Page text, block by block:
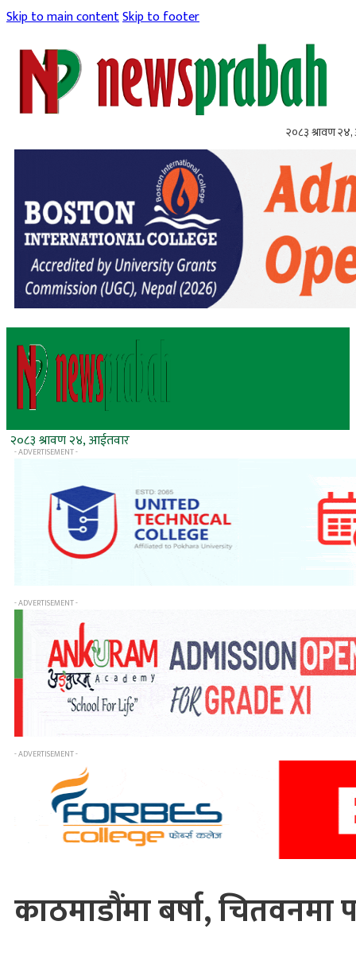
Skip to main contentSkip to footer
२०८३ श्रावण
२०८३ श्रावण २४, आईतवार
- ADVERTISEMENT -
- ADVERTISEMENT -
- ADVERTISEMENT -
काठमाडौंमा बर्षा,